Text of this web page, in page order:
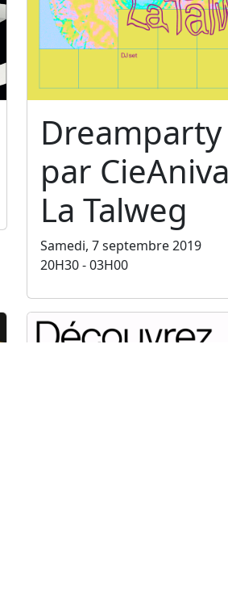
Dreamparty
par
La Talweg
Samedi, 7 septembre 2019
20H30 - 03H00